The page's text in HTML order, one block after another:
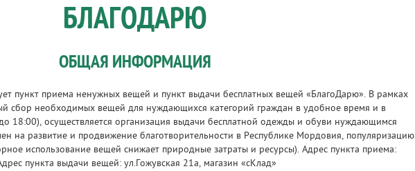
БЛАГОДАРЮ
ОБЩАЯ ИНФОРМАЦИЯ
пункт приема ненужных вещей и пункт выдачи бесплатных вещей «БлагоДарю». В рамках
сбор необходимых вещей для нуждающихся категорий граждан в удобное время и в
18:00), осуществляется организация выдачи бесплатной одежды и обуви нуждающимся
на развитие и продвижение благотворительности в Республике Мордовия, популяризацию
использование вещей снижает природные затраты и ресурсы). Адрес пункта приема:
пункта выдачи вещей: ул.Гожувская 21а, магазин «сКлад»